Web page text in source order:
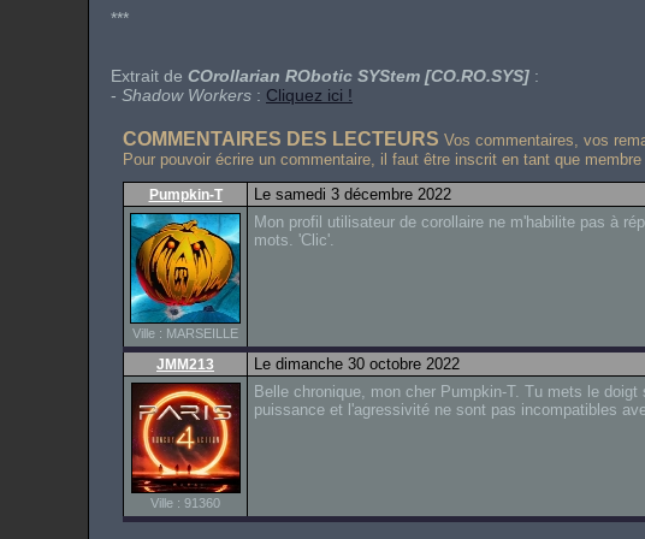
***
Extrait de COrollarian RObotic SYStem [CO.RO.SYS] :
- Shadow Workers : Cliquez ici !
COMMENTAIRES DES LECTEURS Vos commentaires, vos
Pour pouvoir écrire un commentaire, il faut être inscrit en tant que
Pumpkin-T Le samedi 3 décembre 2022
Ville : MARSEILLE
Mon profil utilisateur de corollaire ne m'habilite pas à
mots. 'Clic'.
JMM213 Le dimanche 30 octobre 2022
Ville : 91360
Belle chronique, mon cher Pumpkin-T. Tu mets le
puissance et l'agressivité ne sont pas incompatibles